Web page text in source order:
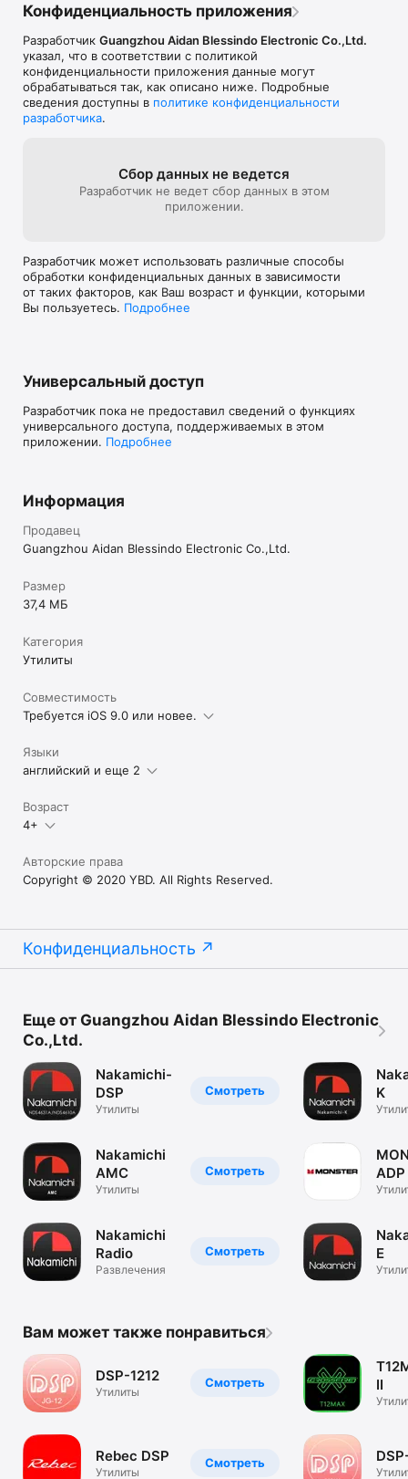
Конфиденциальность приложения
Разработчик Guangzhou Aidan Blessindo Electronic Co.,Ltd.
указал, что в соответствии с политикой
конфиденциальности приложения данные могут
обрабатываться так, как описано ниже. Подробные
сведения доступны в политике конфиденциальности
разработчика.
Сбор данных не ведется
Разработчик не ведет сбор данных в этом
приложении.
Разработчик может использовать различные способы
обработки конфиденциальных данных в зависимости
от таких факторов, как Ваш возраст и функции, которыми
Вы пользуетесь. Подробнее
Универсальный доступ
Разработчик пока не предоставил сведений о функциях
универсального доступа, поддерживаемых в этом
приложении. Подробнее
Информация
Продавец
Guangzhou Aidan Blessindo Electronic Co.,Ltd.
Размер
37,4 МБ
Категория
Утилиты
Совместимость
Требуется iOS 9.0 или новее.
Языки
английский и еще 2
Возраст
4+
Авторские права
Copyright © 2020 YBD. All Rights Reserved.
Конфиденциальность
Еще от Guangzhou Aidan Blessindo Electronic
Co.,Ltd.
Смотреть
Nakamichi-
DSP
Утилиты
Смотреть
Nakamichi
AMC
Утилиты
Смотреть
Nakamichi
Radio
Развлечения
K
E
Вам может также понравиться
Смотреть
DSP-1212
Утилиты
Смотреть
Rebec DSP
Утилиты
II